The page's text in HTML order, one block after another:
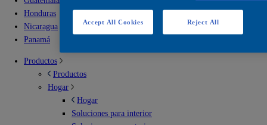
Honduras
Nicaragua
Panamá
Productos
Productos
Hogar
Hogar
Soluciones para interior
Reject All
Accept All Cookies